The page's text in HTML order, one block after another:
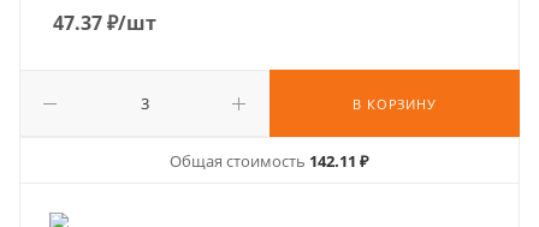
47.37₽/шт
В КОРЗИНУ
Общая стоимость 142.11 ₽